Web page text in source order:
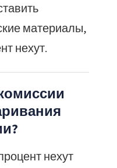
материалы,
нехут.
нехут